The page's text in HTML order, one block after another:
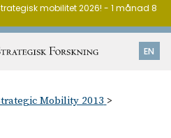
EN
mobilitet 2026! - 1 månad 8
Mobility 2013